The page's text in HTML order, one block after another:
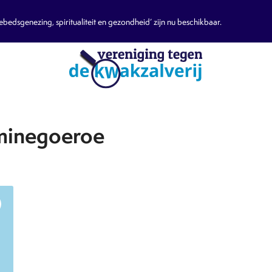
spiritualiteit en gezondheid’ zijn nu beschikbaar.